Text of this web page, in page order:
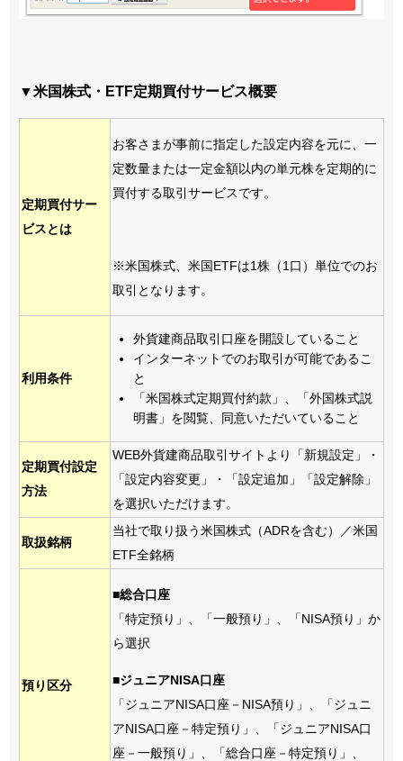
▼米国株式・ETF定期買付サービス概要
定期買付サー
ビスとは
お客さまが事前に指定した設定内容を元に、一
定数量または一定金額以内の単元株を定期的に
買付する取引サービスです。
※米国株式、米国ETFは1株（1口）単位でのお
取引となります。
利用条件
外貨建商品取引口座を開設していること
インターネットでのお取引が可能であるこ
と
「米国株式定期買付約款」、「外国株式説
明書」を閲覧、同意いただいていること
定期買付設定
方法
WEB外貨建商品取引サイトより「新規設定」・
「設定内容変更」・「設定追加」「設定解除」
を選択いただけます。
取扱銘柄
当社で取り扱う米国株式（ADRを含む）／米国
ETF全銘柄
預り区分
■総合口座
「特定預り」、「一般預り」、「NISA預り」か
ら選択
■ジュニアNISA口座
「ジュニアNISA口座－NISA預り」、「ジュニ
アNISA口座－特定預り」、「ジュニアNISA口
座－一般預り」、「総合口座－特定預り」、